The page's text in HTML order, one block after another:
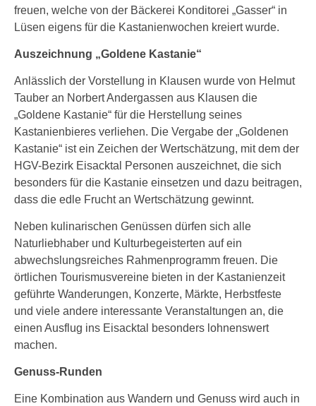
freuen, welche von der Bäckerei Konditorei „Gasser“ in
Lüsen eigens für die Kastanienwochen kreiert wurde.
Auszeichnung „Goldene Kastanie“
Anlässlich der Vorstellung in Klausen wurde von Helmut
Tauber an Norbert Andergassen aus Klausen die
„Goldene Kastanie“ für die Herstellung seines
Kastanienbieres verliehen. Die Vergabe der „Goldenen
Kastanie“ ist ein Zeichen der Wertschätzung, mit dem der
HGV-Bezirk Eisacktal Personen auszeichnet, die sich
besonders für die Kastanie einsetzen und dazu beitragen,
dass die edle Frucht an Wertschätzung gewinnt.
Neben kulinarischen Genüssen dürfen sich alle
Naturliebhaber und Kulturbegeisterten auf ein
abwechslungsreiches Rahmenprogramm freuen. Die
örtlichen Tourismusvereine bieten in der Kastanienzeit
geführte Wanderungen, Konzerte, Märkte, Herbstfeste
und viele andere interessante Veranstaltungen an, die
einen Ausflug ins Eisacktal besonders lohnenswert
machen.
Genuss-Runden
Eine Kombination aus Wandern und Genuss wird auch in